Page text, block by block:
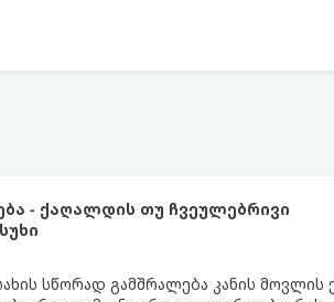
- ქაღალდის თუ ჩვეულებრივი
სწორად გამშრალება კანის მოვლის